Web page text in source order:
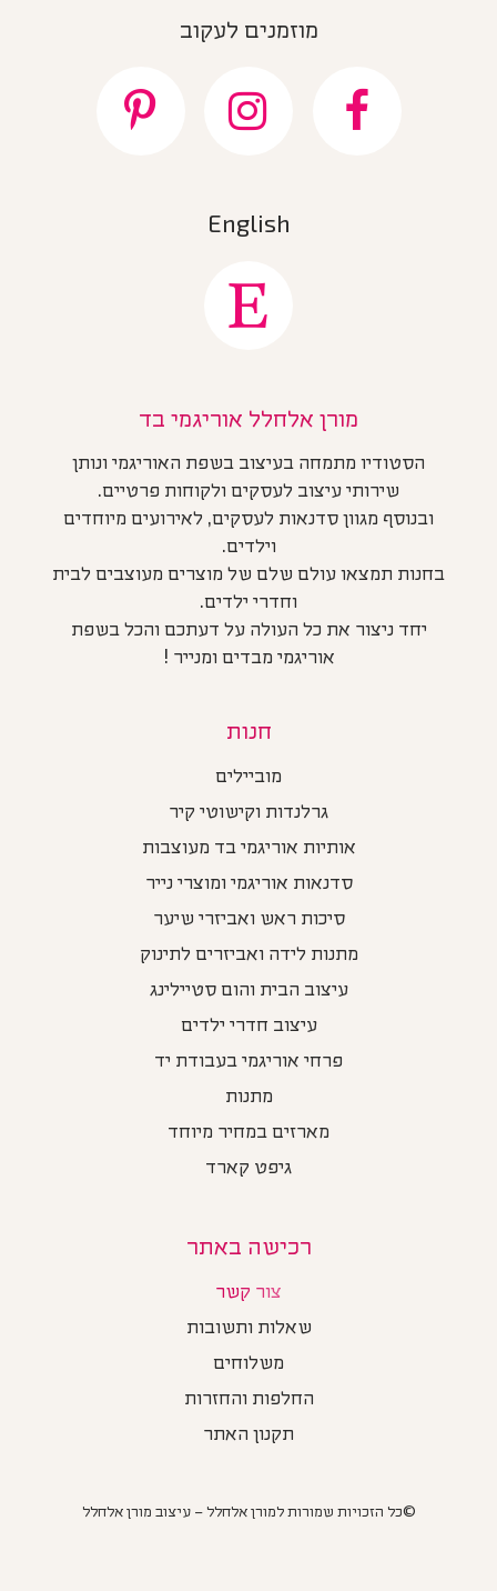
מוזמנים לעקוב
English
מורן אלחלל אוריגמי בד
הסטודיו מתמחה בעיצוב בשפת האוריגמי ונותן
שירותי עיצוב לעסקים ולקוחות פרטיים.
ובנוסף מגוון סדנאות לעסקים, לאירועים מיוחדים
וילדים.
בחנות תמצאו עולם שלם של מוצרים מעוצבים לבית
וחדרי ילדים.
יחד ניצור את כל העולה על דעתכם והכל בשפת
אוריגמי מבדים ומנייר !
חנות
מוביילים
גרלנדות וקישוטי קיר
אותיות אוריגמי בד מעוצבות
סדנאות אוריגמי ומוצרי נייר
סיכות ראש ואביזרי שיער
מתנות לידה ואביזרים לתינוק
עיצוב הבית והום סטיילינג
עיצוב חדרי ילדים
פרחי אוריגמי בעבודת יד
מתנות
מארזים במחיר מיוחד
גיפט קארד
רכישה באתר
צור קשר
שאלות ותשובות
משלוחים
החלפות והחזרות
תקנון האתר
©כל הזכויות שמורות למורן אלחלל – עיצוב מורן אלחלל